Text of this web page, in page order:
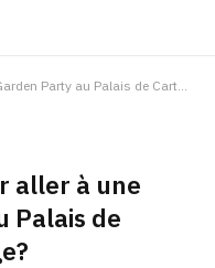
aller à une
Palais de